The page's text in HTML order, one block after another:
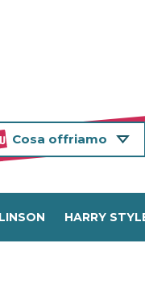
Cosa offriamo
HARRY